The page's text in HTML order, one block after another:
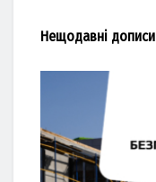
Нещодавні дописи